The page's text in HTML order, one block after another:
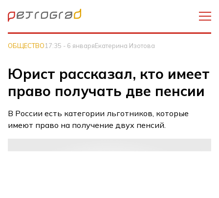
ОБЩЕСТВО17:35 - 6 январяЕкатерина Изотова
Юрист рассказал, кто имеет
право получать две пенсии
В России есть категории льготников, которые
имеют право на получение двух пенсий.